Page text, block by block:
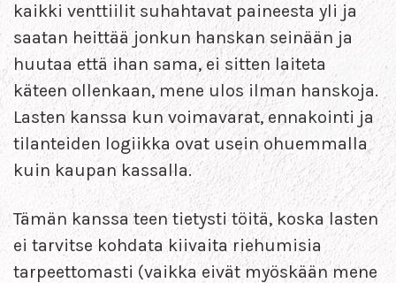
kaikki venttiilit suhahtavat paineesta yli ja
saatan heittää jonkun hanskan seinään ja
huutaa että ihan sama, ei sitten laiteta
käteen ollenkaan, mene ulos ilman hanskoja.
Lasten kanssa kun voimavarat, ennakointi ja
tilanteiden logiikka ovat usein ohuemmalla
kuin kaupan kassalla.
Tämän kanssa teen tietysti töitä, koska lasten
ei tarvitse kohdata kiivaita riehumisia
tarpeettomasti (vaikka eivät myöskään mene